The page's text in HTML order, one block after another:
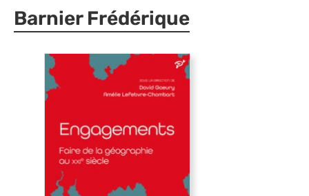
Barnier Frédérique